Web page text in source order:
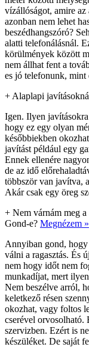
vízállóságot, amire
azonban nem lehet
beszédhangszóró?
alatti telefonálásnál.
körülmények között
nem állhat fent a
es jó telefonunk, mint
+ Alaplapi
Igen. Ilyen
hogy ez egy olyan
későbbiekben
javítást például egy
Ennek ellenére
de az idő
többször van javítva,
Akár csak egy öreg
+ Nem várnám meg
Gond-e? Megnézem »
Annyiban gond,
válni a ragasztás. És
nem hogy időt nem
munkadíjat, mert
Nem beszélve arról,
keletkező résen
okozhat, vagy foltos
cserével orvosolható.
szervizben. Ezért is
készüléket. De saját